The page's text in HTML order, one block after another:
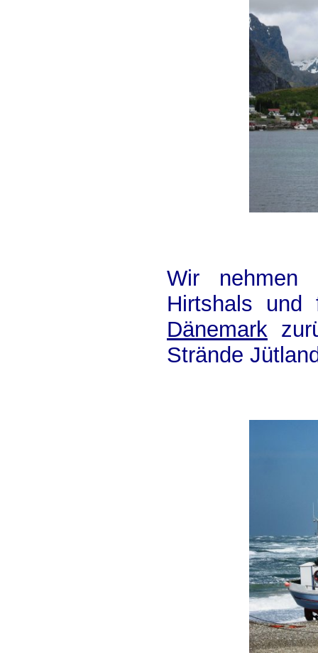
Wir nehmen
Hirtshals und
Dänemark
Strände